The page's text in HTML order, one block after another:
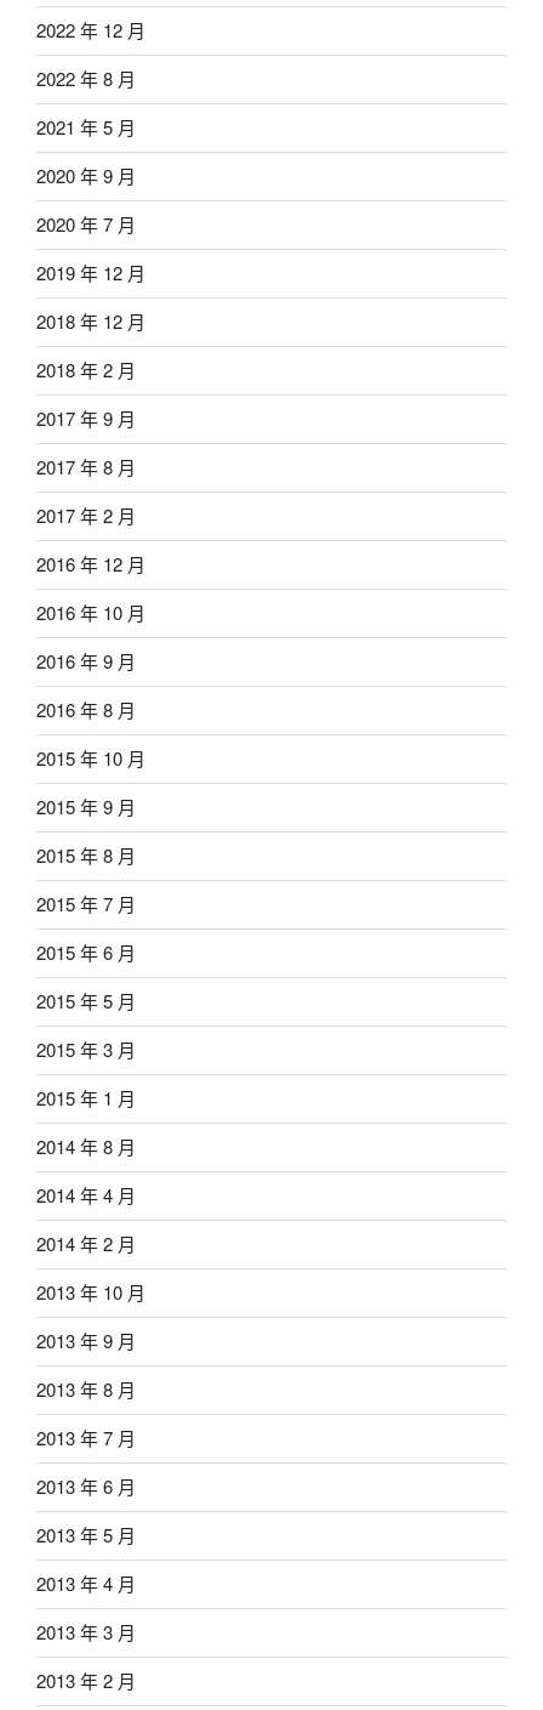
2022 年 12 月
2022 年 8 月
2021 年 5 月
2020 年 9 月
2020 年 7 月
2019 年 12 月
2018 年 12 月
2018 年 2 月
2017 年 9 月
2017 年 8 月
2017 年 2 月
2016 年 12 月
2016 年 10 月
2016 年 9 月
2016 年 8 月
2015 年 10 月
2015 年 9 月
2015 年 8 月
2015 年 7 月
2015 年 6 月
2015 年 5 月
2015 年 3 月
2015 年 1 月
2014 年 8 月
2014 年 4 月
2014 年 2 月
2013 年 10 月
2013 年 9 月
2013 年 8 月
2013 年 7 月
2013 年 6 月
2013 年 5 月
2013 年 4 月
2013 年 3 月
2013 年 2 月